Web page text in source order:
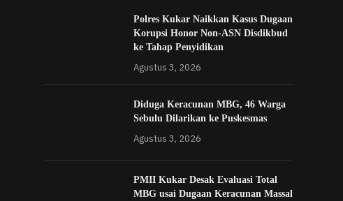
Polres Kukar Naikkan Kasus Dugaan
Korupsi Honor Non-ASN Disdikbud
ke Tahap Penyidikan
Agustus 3, 2026
Diduga Keracunan MBG, 46 Warga
Sebulu Dilarikan ke Puskesmas
Agustus 3, 2026
PMII Kukar Desak Evaluasi Total
MBG usai Dugaan Keracunan Massal